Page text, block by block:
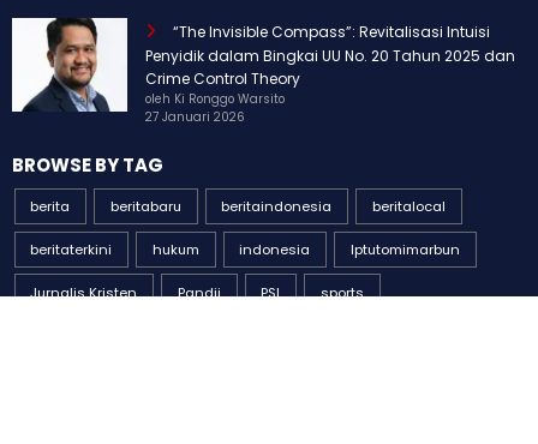
“The Invisible Compass”: Revitalisasi Intuisi
Penyidik dalam Bingkai UU No. 20 Tahun 2025 dan
Crime Control Theory
oleh Ki Ronggo Warsito
27 Januari 2026
BROWSE BY TAG
berita beritabaru beritaindonesia beritalocal
beritaterkini hukum indonesia Iptutomimarbun
Jurnalis Kristen Pandji PSI sports